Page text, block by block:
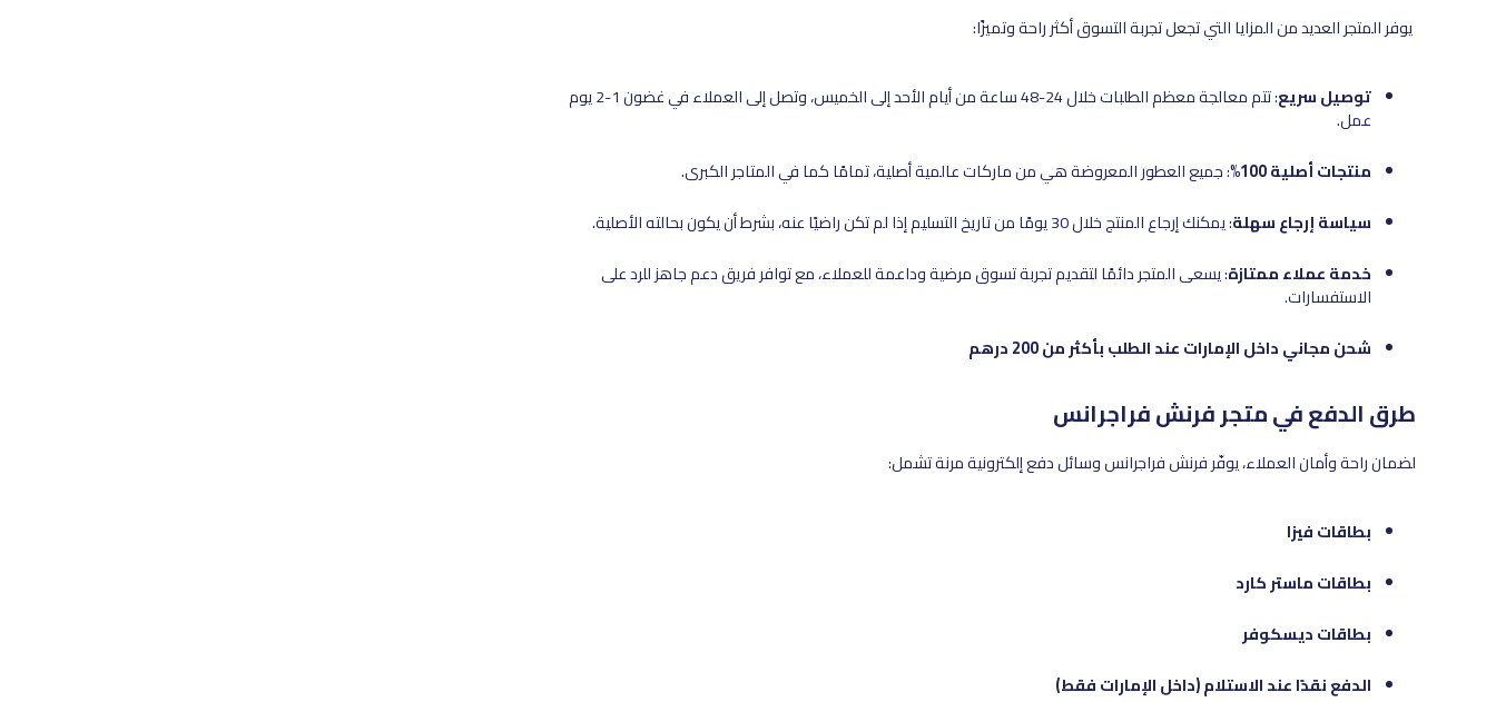
يوفر المتجر العديد من المزايا التي تجعل تجربة التسوق أكثر راحة وتميزًا:
توصيل سريع : تتم معالجة معظم الطلبات خلال 24-48 ساعة من أيام الأحد إلى الخميس، وتصل إلى العملاء في غضون 1-2 يوم
عمل.
منتجات أصلية 100%
: جميع العطور المعروضة هي من ماركات عالمية أصلية، تمامًا كما في المتاجر الكبرى.
سياسة إرجاع سهلة: يمكنك إرجاع المنتج خلال 30 يومًا من تاريخ التسليم إذا لم تكن راضيًا عنه، بشرط أن يكون بحالته الأصلية.
خدمة عملاء ممتازة: يسعى المتجر دائمًا لتقديم تجربة تسوق مرضية وداعمة للعملاء، مع توافر فريق دعم جاهز للرد على
الاستفسارات.
شحن مجاني داخل الإمارات عند الطلب بأكثر من 200 درهم
طرق الدفع في متجر فرنش فراجرانس
لضمان راحة وأمان العملاء، يوفّر فرنش فراجرانس وسائل دفع إلكترونية مرنة تشمل:
بطاقات فيزا
بطاقات ماستر كارد
بطاقات ديسكوفر
الدفع نقدًا عند الاستلام (داخل الإمارات فقط)